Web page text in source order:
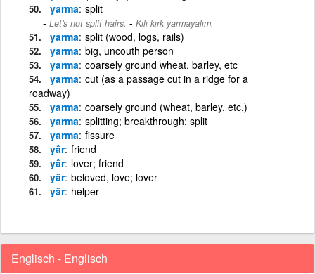
yarma split
Let's not split hairs. - Kılı kırk yarmayalım.
yarma split (wood, logs, rails)
yarma big, uncouth person
yarma coarsely ground wheat, barley, etc
yarma cut (as a passage cut in a ridge for a
roadway)
yarma coarsely ground (wheat, barley, etc.)
yarma splitting; breakthrough; split
yarma fissure
yâr friend
yâr lover; friend
yâr beloved, love; lover
yâr helper
Englisch - Englisch